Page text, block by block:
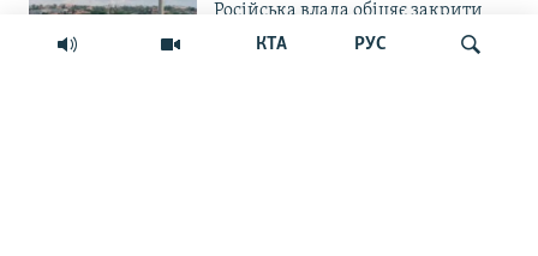
КТА РУС
Російська влада обіцяє закрити
морський шлях українським
БпЛА до Севастополя. Чи реально